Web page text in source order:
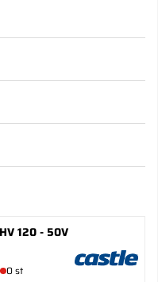
120 - 50V
0 st